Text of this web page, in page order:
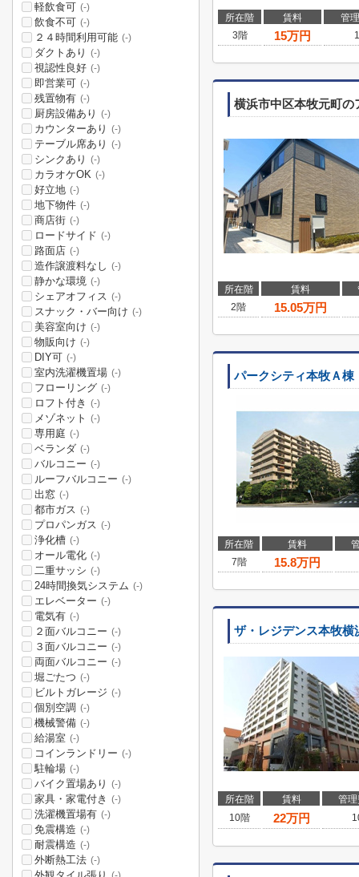
所在階 賃料
管
3階
15万円
横浜市中区本牧元町の
所在階 賃料
2階
15.05万円
パークシティ本牧Ａ棟
所在階 賃料
7階
15.8万円
ザ・レジデンス本牧横
所在階 賃料
管
10階
22万円
軽飲食可 (-)
飲食不可 (-)
２４時間利用可能 (-)
ダクトあり (-)
視認性良好 (-)
即営業可 (-)
残置物有 (-)
厨房設備あり (-)
カウンターあり (-)
テーブル席あり (-)
シンクあり (-)
カラオケOK (-)
好立地 (-)
地下物件 (-)
商店街 (-)
ロードサイド (-)
路面店 (-)
造作譲渡料なし (-)
静かな環境 (-)
シェアオフィス (-)
スナック・バー向け (-)
美容室向け (-)
物販向け (-)
DIY可 (-)
室内洗濯機置場 (-)
フローリング (-)
ロフト付き (-)
メゾネット (-)
専用庭 (-)
ベランダ (-)
バルコニー (-)
ルーフバルコニー (-)
出窓 (-)
都市ガス (-)
プロパンガス (-)
浄化槽 (-)
オール電化 (-)
二重サッシ (-)
24時間換気システム (-)
エレベーター (-)
電気有 (-)
２面バルコニー (-)
３面バルコニー (-)
両面バルコニー (-)
堀ごたつ (-)
ビルトガレージ (-)
個別空調 (-)
機械警備 (-)
給湯室 (-)
コインランドリー (-)
駐輪場 (-)
バイク置場あり (-)
家具・家電付き (-)
洗濯機置場有 (-)
免震構造 (-)
耐震構造 (-)
外断熱工法 (-)